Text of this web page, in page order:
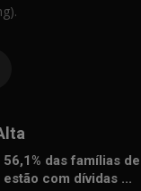
56,1% das famílias
estão com dívidas ...